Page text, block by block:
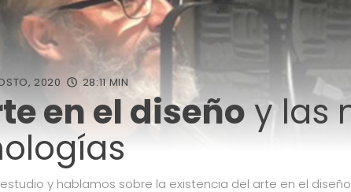
2020 28:11 MIN
en el diseñoy las
y hablamos sobre la existencia del arte en el